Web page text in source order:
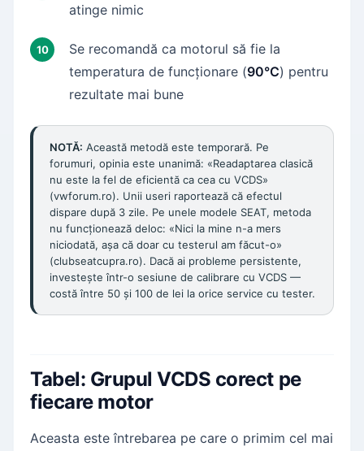
atinge nimic
Se recomandă ca motorul să fie la
temperatura de funcționare (90°C) pentru
rezultate mai bune
NOTĂ: Această metodă este temporară. Pe
forumuri, opinia este unanimă: «Readaptarea clasică
nu este la fel de eficientă ca cea cu VCDS»
(vwforum.ro). Unii useri raportează că efectul
dispare după 3 zile. Pe unele modele SEAT, metoda
nu funcționează deloc: «Nici la mine n-a mers
niciodată, așa că doar cu testerul am făcut-o»
(clubseatcupra.ro). Dacă ai probleme persistente,
investește într-o sesiune de calibrare cu VCDS —
costă între 50 și 100 de lei la orice service cu tester.
Tabel: Grupul VCDS corect pe
fiecare motor
Aceasta este întrebarea pe care o primim cel mai